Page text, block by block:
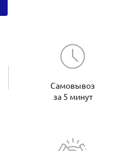
Самовывоз
за 5 минут